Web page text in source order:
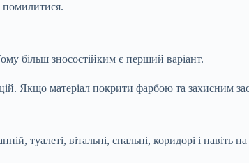
помилитися.
більш зносостійким є перший варіант.
Якщо матеріал покрити фарбою та захисним
туалеті, вітальні, спальні, коридорі і